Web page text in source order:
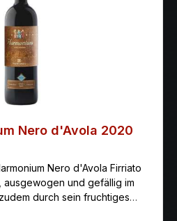
Nero d'Avola 2020
Nero d'Avola Firriato
ausgewogen und gefällig im
durch sein fruchtiges
reifen Pflaumen sowie sein